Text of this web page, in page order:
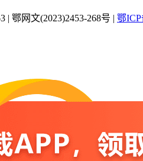
| 鄂网文(2023)2453-268号 | 鄂ICP